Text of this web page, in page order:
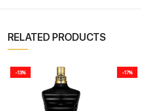
RELATED PRODUCTS
-13% -17%